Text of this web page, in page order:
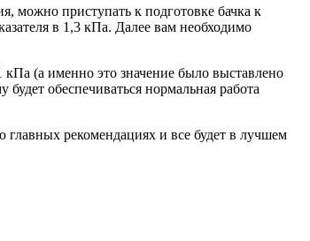
можно приступать к подготовке бачка к
в 1,3 кПа. Далее вам необходимо
(а именно это значение было выставлено
обеспечиваться нормальная работа
рекомендациях и все будет в лучшем